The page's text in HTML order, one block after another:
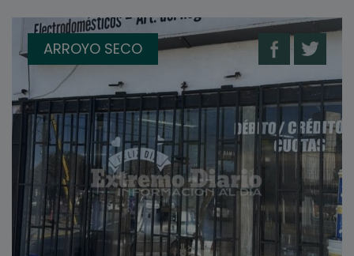
ARROYO SECO